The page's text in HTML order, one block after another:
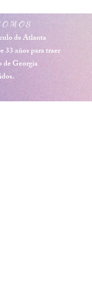
de Atlanta
33 años para traer
de Georgia